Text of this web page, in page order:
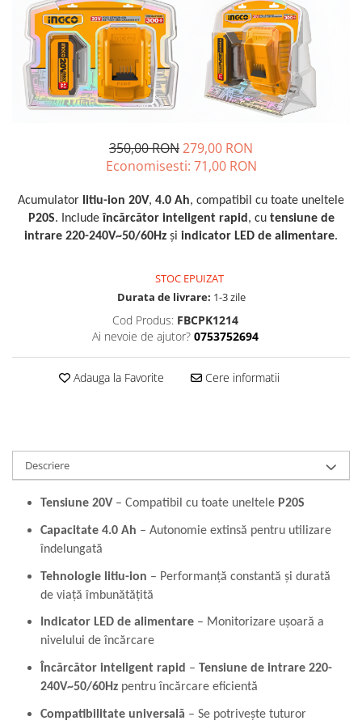
Mașini de șlefuit
Măști de sudură
Nivele cu bulă
Nivelă laser
Polizoare unghiulare
Capsatoare
Căni
Drujbă
Accesorii pentru drujbă
Grătare Electrice
Grătare și accesorii
Mașină de tocat carne
Hidrofoare
Presostate/Regulatoare de
presiune
Prelate și Folii de Protecție
Prelungitoare
Rindele electrice
Accesorii rindele
Scule electrice
Accesorii pentru polizor
Accesorii scule electrice
Compresoare aer
Fierastrau sabie
Fierăstrău circular
350,00 RON279,00 RON
Economisesti: 71,00 RON
Acumulator litiu-ion 20V, 4.0 Ah, compatibil cu toate uneltele
P20S. Includeîncărcător inteligent rapid, cu tensiune de
intrare 220-240V~50/60Hz și indicator LED de alimentare.
STOC EPUIZAT
Durata de livrare: 1-3 zile
Cod Produs: FBCPK1214
Ai nevoie de ajutor? 0753752694
Adauga la Favorite Cere informatii
Descriere
Tensiune 20V – Compatibil cu toate uneltele P20S
Capacitate 4.0 Ah – Autonomie extinsă pentru utilizare
îndelungată
Tehnologie litiu-ion – Performanță constantă și durată
de viață îmbunătățită
Indicator LED de alimentare – Monitorizare ușoară a
nivelului de încărcare
Încărcător inteligent rapid – Tensiune de intrare 220-
240V~50/60Hz pentru încărcare eficientă
Compatibilitate universală – Se potrivește tuturor